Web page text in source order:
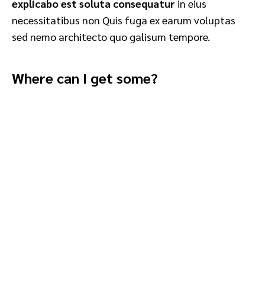
explicabo est soluta consequatur in eius
necessitatibus non Quis fuga ex earum voluptas
sed nemo architecto quo galisum tempore.
Where can I get some?